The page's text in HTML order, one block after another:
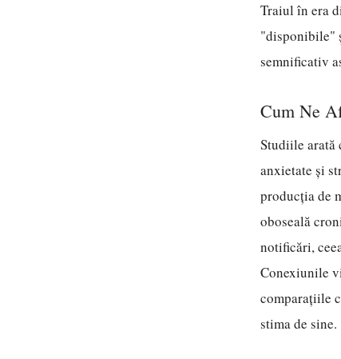
Traiul în era
"disponibile"
semnificativ
Cum Ne
Studiile arată
anxietate și
producția de
oboseală
notificări,
Conexiunile
comparațiile
stima de sine.